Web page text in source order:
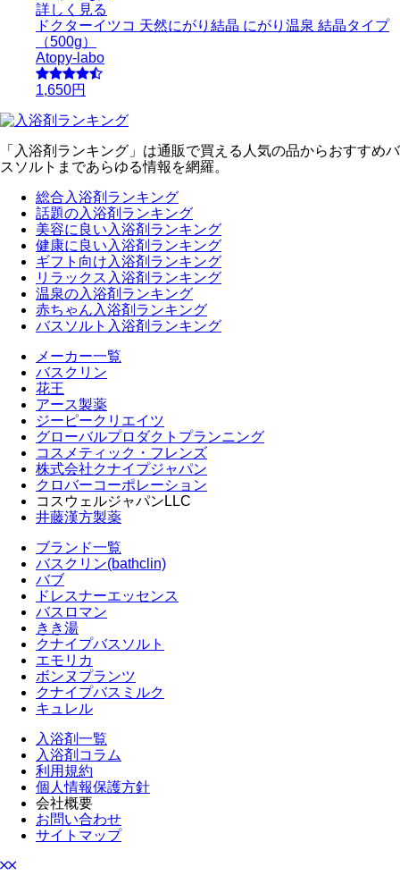
詳しく見る
ドクターイツコ 天然にがり結晶 にがり温泉 結晶タイプ
（500g）
Atopy-labo
1,650円
「入浴剤ランキング」は通販で買える人気の品からおすすめバ
スソルトまであらゆる情報を網羅。
総合入浴剤ランキング
話題の入浴剤ランキング
美容に良い入浴剤ランキング
健康に良い入浴剤ランキング
ギフト向け入浴剤ランキング
リラックス入浴剤ランキング
温泉の入浴剤ランキング
赤ちゃん入浴剤ランキング
バスソルト入浴剤ランキング
メーカー一覧
バスクリン
花王
アース製薬
ジーピークリエイツ
グローバルプロダクトプランニング
コスメティック・フレンズ
株式会社クナイプジャパン
クロバーコーポレーション
コスウェルジャパンLLC
井藤漢方製薬
ブランド一覧
バスクリン(bathclin)
バブ
ドレスナーエッセンス
バスロマン
きき湯
クナイプバスソルト
エモリカ
ボンヌプランツ
クナイプバスミルク
キュレル
入浴剤一覧
入浴剤コラム
利用規約
個人情報保護方針
会社概要
お問い合わせ
サイトマップ